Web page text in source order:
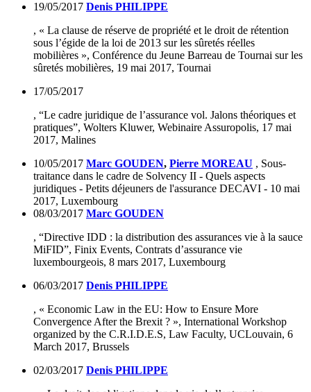
19/05/2017 Denis PHILIPPE
, « La clause de réserve de propriété et le droit de rétention
sous l’égide de la loi de 2013 sur les sûretés réelles
mobilières », Conférence du Jeune Barreau de Tournai sur les
sûretés mobilières, 19 mai 2017, Tournai
17/05/2017
, “Le cadre juridique de l’assurance vol. Jalons théoriques et
pratiques”, Wolters Kluwer, Webinaire Assuropolis, 17 mai
2017, Malines
10/05/2017 Marc GOUDEN, Pierre MOREAU , Sous-
traitance dans le cadre de Solvency II - Quels aspects
juridiques - Petits déjeuners de l'assurance DECAVI - 10 mai
2017, Luxembourg
08/03/2017 Marc GOUDEN
, “Directive IDD : la distribution des assurances vie à la sauce
MiFID”, Finix Events, Contrats d’assurance vie
luxembourgeois, 8 mars 2017, Luxembourg
06/03/2017 Denis PHILIPPE
, « Economic Law in the EU: How to Ensure More
Convergence After the Brexit ? », International Workshop
organized by the C.R.I.D.E.S, Law Faculty, UCLouvain, 6
March 2017, Brussels
02/03/2017 Denis PHILIPPE